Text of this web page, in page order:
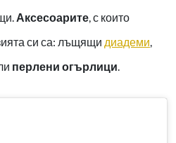
Аксесоарите , с които
си са: лъщящи диадеми
перлени огърлици